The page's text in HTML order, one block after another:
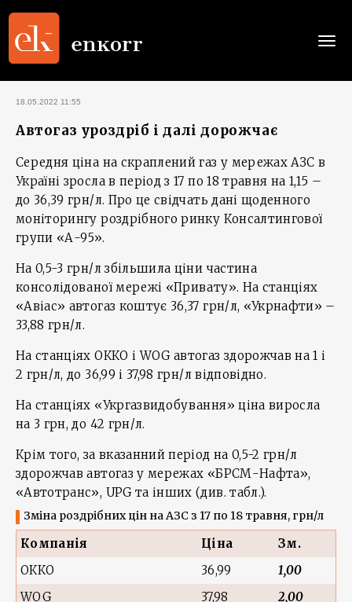
18.05.2022 11:55
Автогаз уроздріб і далі дорожчає
Середня ціна на скраплений газ у мережах АЗС в
Україні зросла в період з 17 по 18 травня на 1,15 –
до 36,39 грн/л. Про це свідчать дані щоденного
моніторингу роздрібного ринку Консалтингової
групи «А-95».
На 0,5-3 грн/л збільшила ціни частина
консолідованої мережі «Привату». На станціях
«Авіас» автогаз коштує 36,37 грн/л, «Укрнафти» –
33,88 грн/л.
На станціях ОККО і WOG автогаз здорожчав на 1 і
2 грн/л, до 36,99 і 37,98 грн/л відповідно.
На станціях «Укргазвидобування» ціна виросла
на 3 грн, до 42 грн/л.
Крім того, за вказанний період на 0,5-2 грн/л
здорожчав автогаз у мережах «БРСМ-Нафта»,
«Автотранс», UPG та інших (див. табл.).
Зміна роздрібних цін на АЗС з 17 по 18 травня, грн/л
Компанія Ціна Зм.
ОККО
36,99
1,00
WOG
37,98
2,00